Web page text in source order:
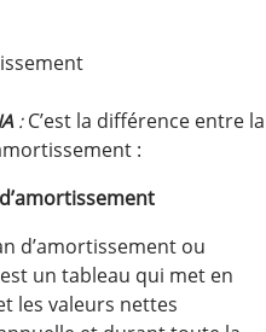
:C’est la différence entre la
:
d’amortissement ou
un tableau qui met en
les valeurs nettes